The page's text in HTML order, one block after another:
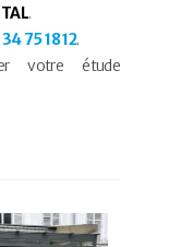
.
34 75 18 12.
votre étude